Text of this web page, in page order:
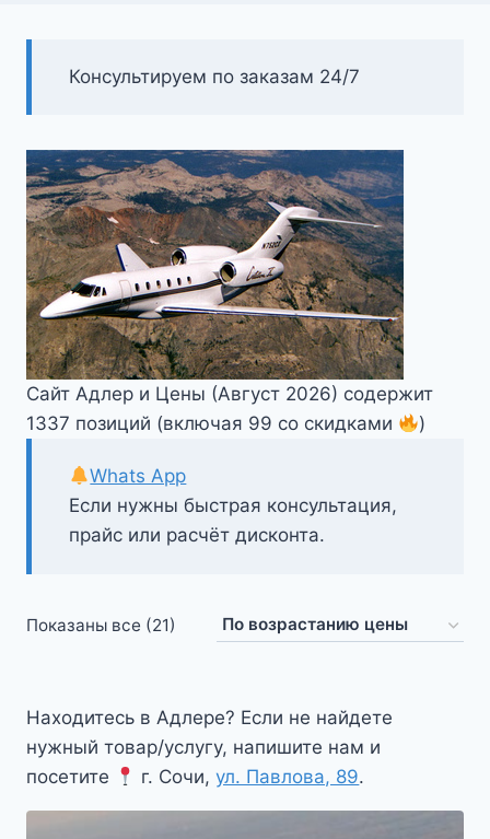
Консультируем по заказам 24/7
Сайт Адлер и Цены (Август 2026) содержит
1337 позиций (включая 99 со скидками
)
Если нужны быстрая консультация,
прайс или расчёт дисконта.
Whats App
Показаны все (21) Цены:
Находитесь в Адлере? Если не найдете
нужный товар/услугу, напишите нам и
посетите
г. Сочи,ул. Павлова, 89.